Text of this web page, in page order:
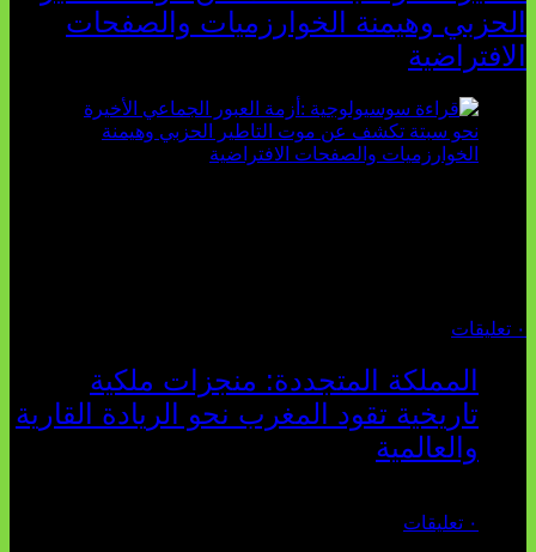
الحزبي وهيمنة الخوارزميات والصفحات
الافتراضية
٠ تعليقات
المملكة المتجددة: منجزات ملكية
تاريخية تقود المغرب نحو الريادة القارية
والعالمية
٠ تعليقات